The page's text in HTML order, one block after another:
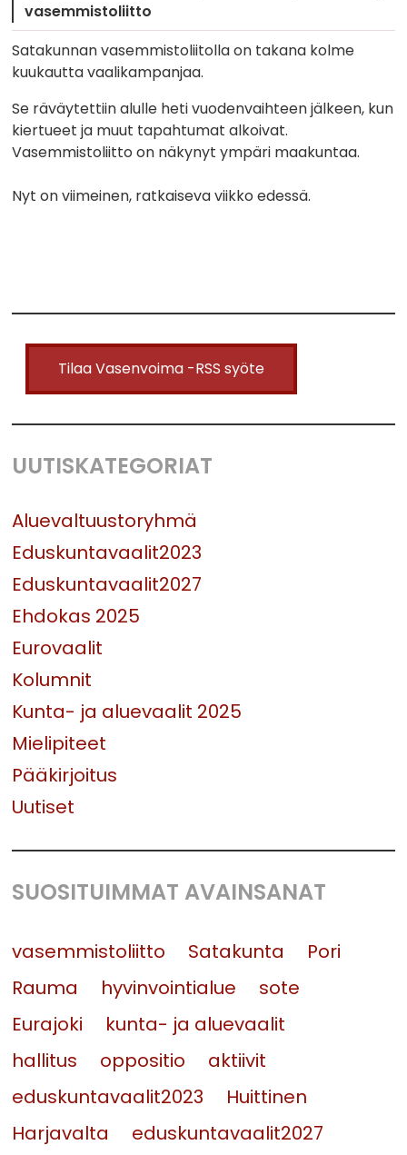
vasemmistoliitto
Satakunnan vasemmistoliitolla on takana kolme
kuukautta vaalikampanjaa.
Se räväytettiin alulle heti vuodenvaihteen jälkeen, kun
kiertueet ja muut tapahtumat alkoivat.
Vasemmistoliitto on näkynyt ympäri maakuntaa.
Nyt on viimeinen, ratkaiseva viikko edessä.
Tilaa Vasenvoima -RSS syöte
UUTISKATEGORIAT
Aluevaltuustoryhmä
Eduskuntavaalit2023
Eduskuntavaalit2027
Ehdokas 2025
Eurovaalit
Kolumnit
Kunta- ja aluevaalit 2025
Mielipiteet
Pääkirjoitus
Uutiset
SUOSITUIMMAT AVAINSANAT
vasemmistoliitto Satakunta
Pori
Rauma
hyvinvointialue
sote
Eurajoki
kunta- ja aluevaalit
hallitus
oppositio
aktiivit
eduskuntavaalit2023
Huittinen
Harjavalta
eduskuntavaalit2027